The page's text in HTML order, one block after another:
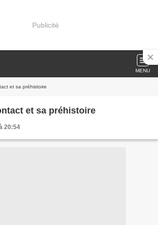
Publicité
MENU
et sa préhistoire
et sa préhistoire
20:54